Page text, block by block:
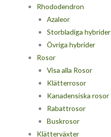
Rhododendron
Azaleor
Storbladiga hybrider
Övriga hybrider
Rosor
Visa alla Rosor
Klätterrosor
Kanadensiska rosor
Rabattrosor
Buskrosor
Klätterväxter